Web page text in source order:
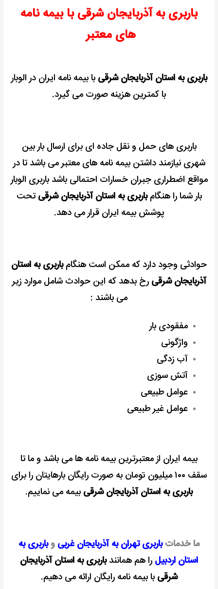
باربری به آذربایجان شرقی با بیمه نامه
های معتبر
باربری به استان آذربایجان شرقی با بیمه نامه ایران در الوبار
با کمترین هزینه صورت می گیرد.
باربری های حمل و نقل جاده ای برای ارسال بار بین
شهری نیازمند داشتن بیمه نامه های معتبر می باشدتا در
مواقع اضطراری جبران خسارات احتمالی باشد باربری الوبار
بار شما را هنگامباربری به استان آذربایجان شرقیتحت
پوشش بیمه ایران قرار می دهد.
حوادثی وجود دارد که ممکن است هنگامباربری به استان
آذربایجان شرقی رخ بدهد که این حوادث شامل موارد زیر
می باشند :
مفقودی بار
واژگونی
آب زدگی
آتش سوزی
عوامل طبیعی
عوامل غیر طبیعی
بیمه ایران از معتبرترین بیمه نامه ها می باشد و ما تا
سقف ۱۰۰ میلیون تومان به صورت رایگان بارهایتان را برای
باربری به استان آذربایجان شرقی بیمه می نماییم.
ما خدماتباربری تهران به آذربایجان غربی وباربری به
استان اردبیل را هم همانندباربری به استان آذربایجان
شرقی با بیمه نامه رایگان ارائه می دهیم.